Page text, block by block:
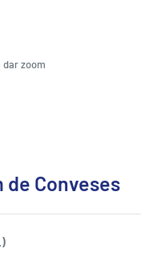
dar zoom
de Conveses